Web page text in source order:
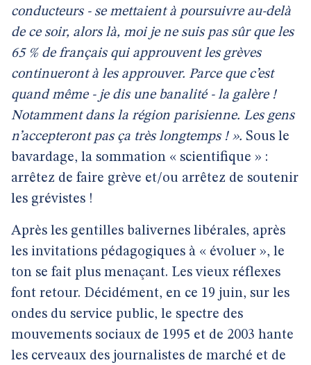
conducteurs - se mettaient à poursuivre au-delà
de ce soir, alors là, moi je ne suis pas sûr que les
65 % de français qui approuvent les grèves
continueront à les approuver. Parce que c’est
quand même - je dis une banalité - la galère !
Notamment dans la région parisienne. Les gens
n’accepteront pas ça très longtemps ! ». Sous le
bavardage, la sommation « scientifique » :
arrêtez de faire grève et/ou arrêtez de soutenir
les grévistes !
Après les gentilles balivernes libérales, après
les invitations pédagogiques à « évoluer », le
ton se fait plus menaçant. Les vieux réflexes
font retour. Décidément, en ce 19 juin, sur les
ondes du service public, le spectre des
mouvements sociaux de 1995 et de 2003 hante
les cerveaux des journalistes de marché et de